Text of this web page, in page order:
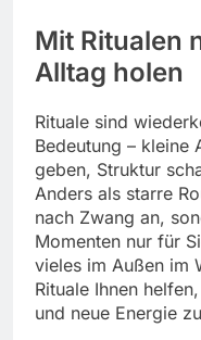
Mit Ritualen
Alltag holen
Rituale sind
Bedeutung – kleine
geben, Struktur
Anders als starre
nach Zwang an,
Momenten nur für
vieles im Außen im
Rituale Ihnen
und neue Energie